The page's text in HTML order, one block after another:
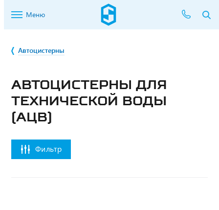
Меню
Автоцистерны
АВТОЦИСТЕРНЫ ДЛЯ
ТЕХНИЧЕСКОЙ ВОДЫ
(АЦВ)
Фильтр